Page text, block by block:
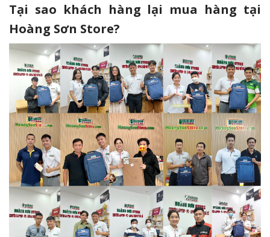
Tại sao khách hàng lại mua hàng tại
Hoàng Sơn Store?